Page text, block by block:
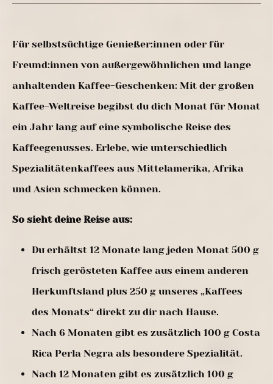
Für selbstsüchtige Genießer:innen oder für
Freund:innen von außergewöhnlichen und lange
anhaltenden Kaffee-Geschenken: Mit der großen
Kaffee-Weltreise begibst du dich Monat für Monat
ein Jahr lang auf eine symbolische Reise des
Kaffeegenusses. Erlebe, wie unterschiedlich
Spezialitätenkaffees aus Mittelamerika, Afrika
und Asien schmecken können.
So sieht deine Reise aus:
Du erhältst 12 Monate lang jeden Monat 500 g
frisch gerösteten Kaffee aus einem anderen
Herkunftsland plus 250 g unseres „Kaffees
des Monats“ direkt zu dir nach Hause.
Nach 6 Monaten gibt es zusätzlich 100 g Costa
Rica Perla Negra als besondere Spezialität.
Nach 12 Monaten gibt es zusätzlich 100 g